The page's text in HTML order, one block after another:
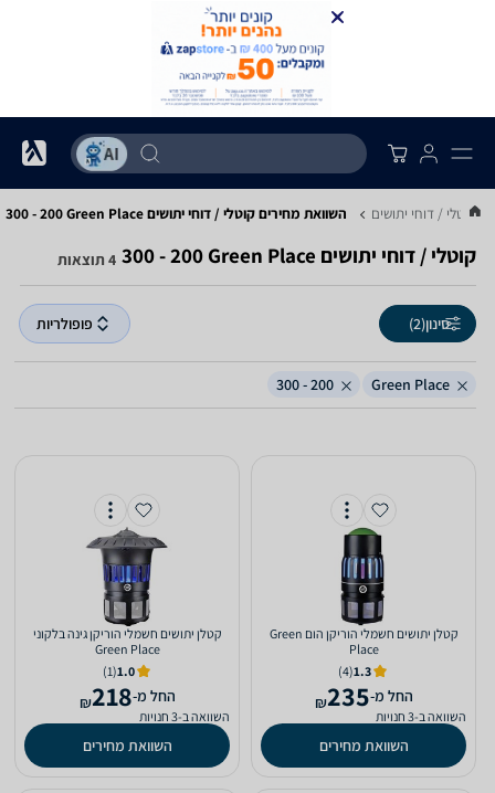
קוטלי / דוחי יתושים השוואת מחירים קוטלי / דוחי יתושים ‏Green Place ‏200 - 300
קוטלי / דוחי יתושים ‏Green Place ‏200 - 300 4 תוצאות
סינון(2) פופולריות
Green Place
200 - 300
‏קטלן יתושים חשמלי הוריקן הום Green
Place
1.3
(4)
‫החל מ-235
₪
השוואה ב-3 חנויות
השוואת מחירים
‏קטלן יתושים חשמלי הוריקן גינה בלקוני
Green Place
1.0
(1)
‫החל מ-218
₪
השוואה ב-3 חנויות
השוואת מחירים